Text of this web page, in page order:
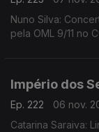
Nuno Silva:
pela OML 9/11 no
Império dos
Ep. 222
06 nov.
Catarina Saraiva: